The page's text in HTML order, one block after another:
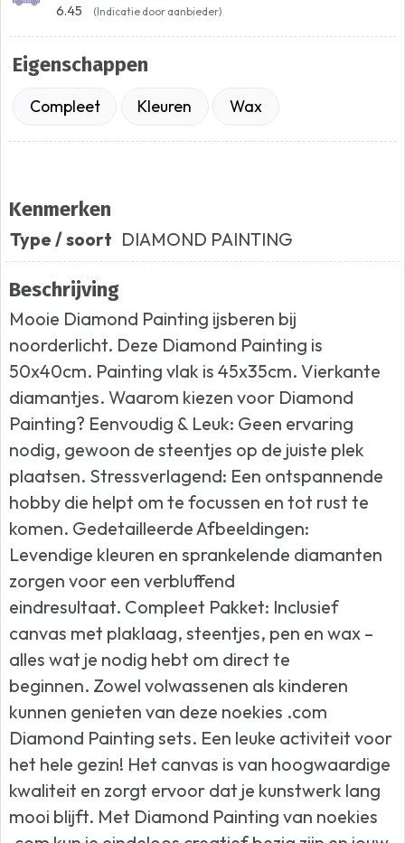
6.45 (Indicatie door aanbieder)
Eigenschappen
Compleet Kleuren Wax
Kenmerken
Type / soort DIAMOND PAINTING
Beschrijving
Mooie Diamond Painting ijsberen bij
noorderlicht. Deze Diamond Painting is
50x40cm. Painting vlak is 45x35cm. Vierkante
diamantjes. Waarom kiezen voor Diamond
Painting? Eenvoudig & Leuk: Geen ervaring
nodig, gewoon de steentjes op de juiste plek
plaatsen. Stressverlagend: Een ontspannende
hobby die helpt om te focussen en tot rust te
komen. Gedetailleerde Afbeeldingen:
Levendige kleuren en sprankelende diamanten
zorgen voor een verbluffend
eindresultaat. Compleet Pakket: Inclusief
canvas met plaklaag, steentjes, pen en wax –
alles wat je nodig hebt om direct te
beginnen. Zowel volwassenen als kinderen
kunnen genieten van deze noekies .com
Diamond Painting sets. Een leuke activiteit voor
het hele gezin! Het canvas is van hoogwaardige
kwaliteit en zorgt ervoor dat je kunstwerk lang
mooi blijft. Met Diamond Painting van noekies